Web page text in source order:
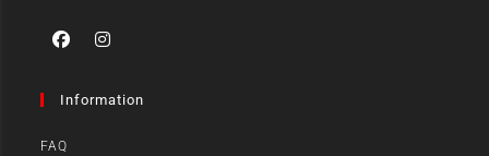
Information
FAQ